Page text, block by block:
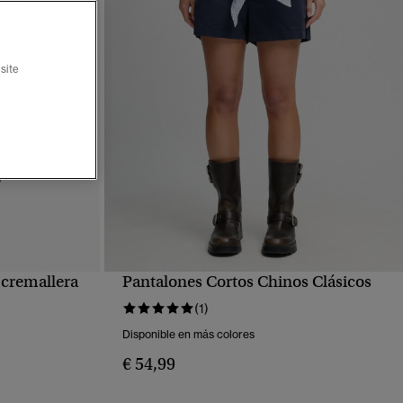
Pantalones Cortos Chinos Clásicos
(1)
Disponible en más colores
€ 54,99